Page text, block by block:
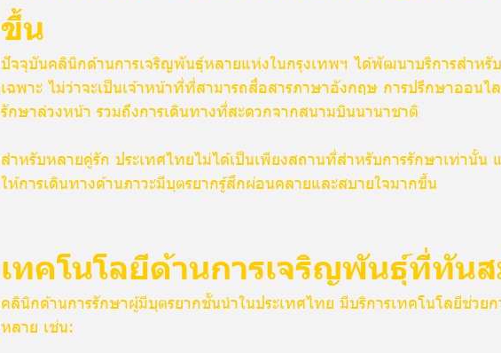
ขึ้น
ปัจจุบันคลินิกด้านการเจริญพันธุ์หลายแห่งในกรุงเทพฯ ได้พัฒนาบริการสำหรั
เฉพาะ ไม่ว่าจะเป็นเจ้าหน้าที่ที่สามารถสื่อสารภาษาอังกฤษ การปรึกษาออนไ
รักษาล่วงหน้า รวมถึงการเดินทางที่สะดวกจากสนามบินนานาชาติ
สำหรับหลายคู่รัก ประเทศไทยไม่ได้เป็นเพียงสถานที่สำหรับการรักษาเท่านั้น
ให้การเดินทางด้านภาวะมีบุตรยากรู้สึกผ่อนคลายและสบายใจมากขึ้น
เทคโนโลยีด้านการเจริญพันธุ์ที่ทัน
คลินิกด้านการรักษาผู้มีบุตรยากชั้นนำในประเทศไทย มีบริการเทคโนโลยีช่วย
หลาย เช่น: